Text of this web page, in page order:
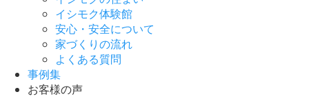
イシモク体験館
安心・安全について
家づくりの流れ
よくある質問
事例集
お客様の声